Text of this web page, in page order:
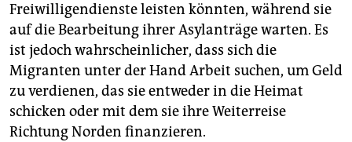
Freiwilligendienste leisten könnten, während sie
auf die Bearbeitung ihrer Asylanträge warten. Es
ist jedoch wahrscheinlicher, dass sich die
Migranten unter der Hand Arbeit suchen, um Geld
zu verdienen, das sie entweder in die Heimat
schicken oder mit dem sie ihre Weiterreise
Richtung Norden finanzieren.